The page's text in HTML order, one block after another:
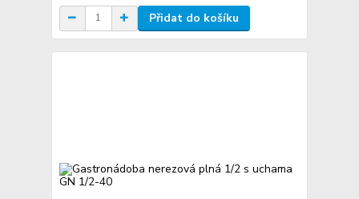
Přidat do košíku